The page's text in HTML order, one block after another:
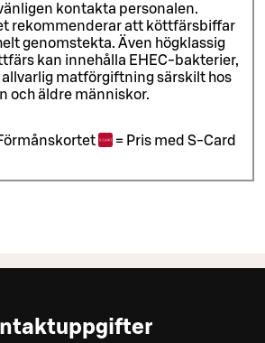
kontakta personalen.
rekommenderar att köttfärsbiffar
genomstekta. Även högklassig
kan innehålla EHEC-bakterier,
allvarlig matförgiftning särskilt hos
och äldre människor.
= Pris med S-Card